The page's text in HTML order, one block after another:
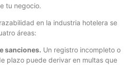
tu negocio.
en la industria hotelera se
áreas:
sanciones. Un registro incompleto o
plazo puede derivar en multas que